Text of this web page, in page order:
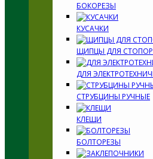
БОКОРЕЗЫ
КУСАЧКИ
ЩИПЦЫ ДЛЯ
ДЛЯ
СТРУБЦИНЫ РУЧНЫЕ
КЛЕЩИ
БОЛТОРЕЗЫ